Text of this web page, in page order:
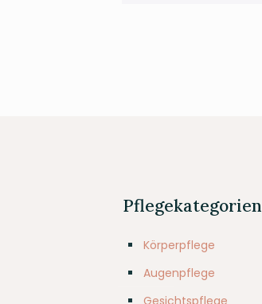
Pflegekategorien
Körperpflege
Augenpflege
Gesichtspflege